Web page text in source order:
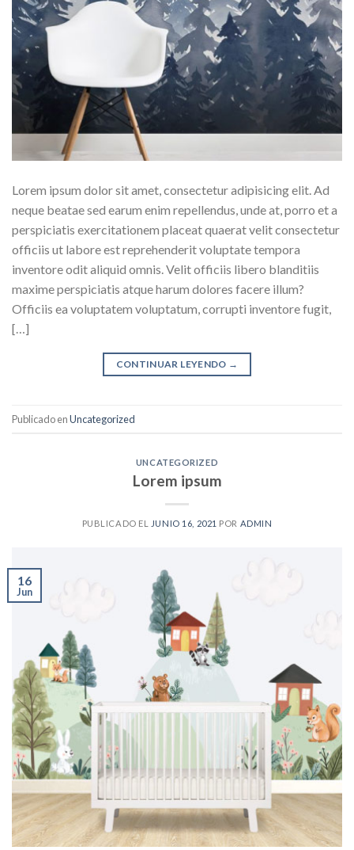
Lorem ipsum dolor sit amet, consectetur adipisicing elit. Ad
neque beatae sed earum enim repellendus, unde at, porro et a
perspiciatis exercitationem placeat quaerat velit consectetur
officiis ut labore est reprehenderit voluptate tempora
inventore odit aliquid omnis. Velit officiis libero blanditiis
maxime perspiciatis atque harum dolores facere illum?
Officiis ea voluptatem voluptatum, corrupti inventore fugit,
[…]
CONTINUAR LEYENDO →
Publicado enUncategorized
UNCATEGORIZED
Lorem ipsum
PUBLICADO EL JUNIO 16, 2021 POR ADMIN
16
Jun